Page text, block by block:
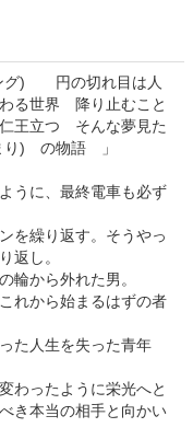
グ) 円の切れ目は人
る世界 降り止むこと
王立つ そんな夢見た
り) の物語 」
うに、最終電車も必ず
を繰り返す。そうやっ
返し。
輪から外れた男。
れから始まるはずの者
た人生を失った青年
わったように栄光へと
き本当の相手と向かい